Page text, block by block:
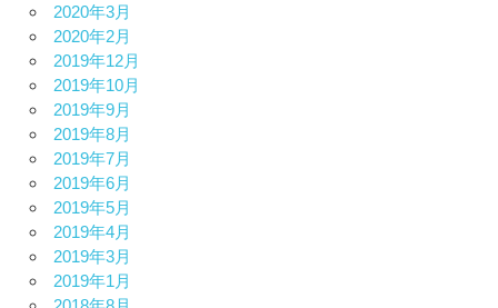
2020年3月
2020年2月
2019年12月
2019年10月
2019年9月
2019年8月
2019年7月
2019年6月
2019年5月
2019年4月
2019年3月
2019年1月